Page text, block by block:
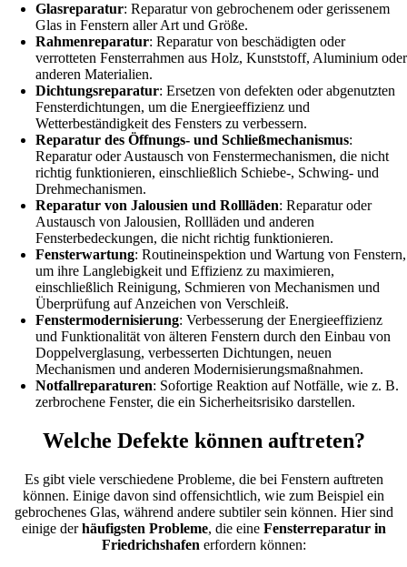
Glasreparatur: Reparatur von gebrochenem oder gerissenem
Glas in Fenstern aller Art und Größe.
Rahmenreparatur: Reparatur von beschädigten oder
verrotteten Fensterrahmen aus Holz, Kunststoff, Aluminium oder
anderen Materialien.
Dichtungsreparatur: Ersetzen von defekten oder abgenutzten
Fensterdichtungen, um die Energieeffizienz und
Wetterbeständigkeit des Fensters zu verbessern.
Reparatur des Öffnungs- und Schließmechanismus:
Reparatur oder Austausch von Fenstermechanismen, die nicht
richtig funktionieren, einschließlich Schiebe-, Schwing- und
Drehmechanismen.
Reparatur von Jalousien und Rollläden: Reparatur oder
Austausch von Jalousien, Rollläden und anderen
Fensterbedeckungen, die nicht richtig funktionieren.
Fensterwartung: Routineinspektion und Wartung von Fenstern,
um ihre Langlebigkeit und Effizienz zu maximieren,
einschließlich Reinigung, Schmieren von Mechanismen und
Überprüfung auf Anzeichen von Verschleiß.
Fenstermodernisierung: Verbesserung der Energieeffizienz
und Funktionalität von älteren Fenstern durch den Einbau von
Doppelverglasung, verbesserten Dichtungen, neuen
Mechanismen und anderen Modernisierungsmaßnahmen.
Notfallreparaturen: Sofortige Reaktion auf Notfälle, wie z. B.
zerbrochene Fenster, die ein Sicherheitsrisiko darstellen.
Welche Defekte können auftreten?
Es gibt viele verschiedene Probleme, die bei Fenstern auftreten
können. Einige davon sind offensichtlich, wie zum Beispiel ein
gebrochenes Glas, während andere subtiler sein können. Hier sind
einige derhäufigsten Probleme, die eine Fensterreparatur in
Friedrichshafen erfordern können: